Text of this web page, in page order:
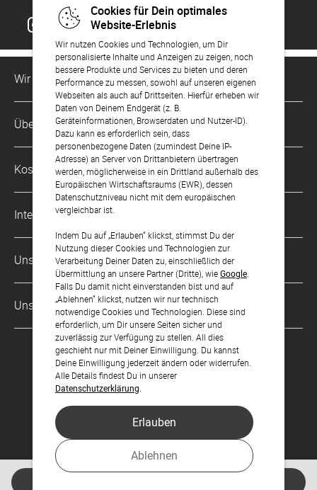
Cookies für Dein optimales
Website-Erlebnis
Wir nutzen Cookies und Technologien, um Dir
personalisierte Inhalte und Anzeigen zu zeigen, noch
bessere Produkte und Services zu bieten und deren
Performance zu messen, sowohl auf unseren eigenen
Webseiten als auch auf Drittseiten. Hierfür erheben wir
Daten von Deinem Endgerät (z. B.
Geräteinformationen, Browserdaten und Nutzer-ID).
Dazu kann es erforderlich sein, dass
personenbezogene Daten (zumindest Deine IP-
Adresse) an Server von Drittanbietern übertragen
werden, möglicherweise in ein Drittland außerhalb des
Europäischen Wirtschaftsraums (EWR), dessen
Datenschutzniveau nicht mit dem europäischen
vergleichbar ist.
Indem Du auf „Erlauben“ klickst, stimmst Du der
Nutzung dieser Cookies und Technologien zur
Verarbeitung Deiner Daten zu, einschließlich der
Übermittlung an unsere Partner (Dritte), wieGoogle
Falls Du damit nicht einverstanden bist und auf
„Ablehnen“ klickst, nutzen wir nur technisch
notwendige Cookies und Technologien. Diese sind
erforderlich, um Dir unsere Seiten sicher und
zuverlässig zur Verfügung zu stellen. All dies
geschieht nur mit Deiner Einwilligung. Du kannst
Deine Einwilligung jederzeit ändern oder widerrufen.
Alle Details findest Du in unserer
Datenschutzerklärung
Ablehnen
Erlauben
Wir sind für Dich da
Kundenservice-Hotline
0221 956 725 10
Mo. - Fr. von 9 bis 17 Uhr
kontakt@sendmoments.de
Über Uns
Philosophie
Karriere
Impressum
AGB & Widerrufsrecht
Zahlung & Versand
Datenschutz
Barrierefreiheitserklärung
LLM's
Kostenlose Services
Musterkarten
Digitale Fotoalben
Digitale Gästelisten
FAQ & Hilfe
International
Österreich
Schweiz
Frankreich
Unsere Zahlungsarten
Unsere Partner
Feier den Moment.